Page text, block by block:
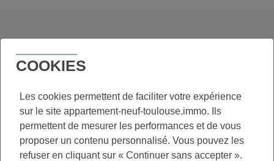
Découvrez tout nos conseils pour réussir votre
achat ou votre investissement à Toulouse
COOKIES
Les cookies permettent de faciliter votre expérience
sur le site appartement-neuf-toulouse.immo. Ils
permettent de mesurer les performances et de vous
proposer un contenu personnalisé. Vous pouvez les
refuser en cliquant sur « Continuer sans accepter ».